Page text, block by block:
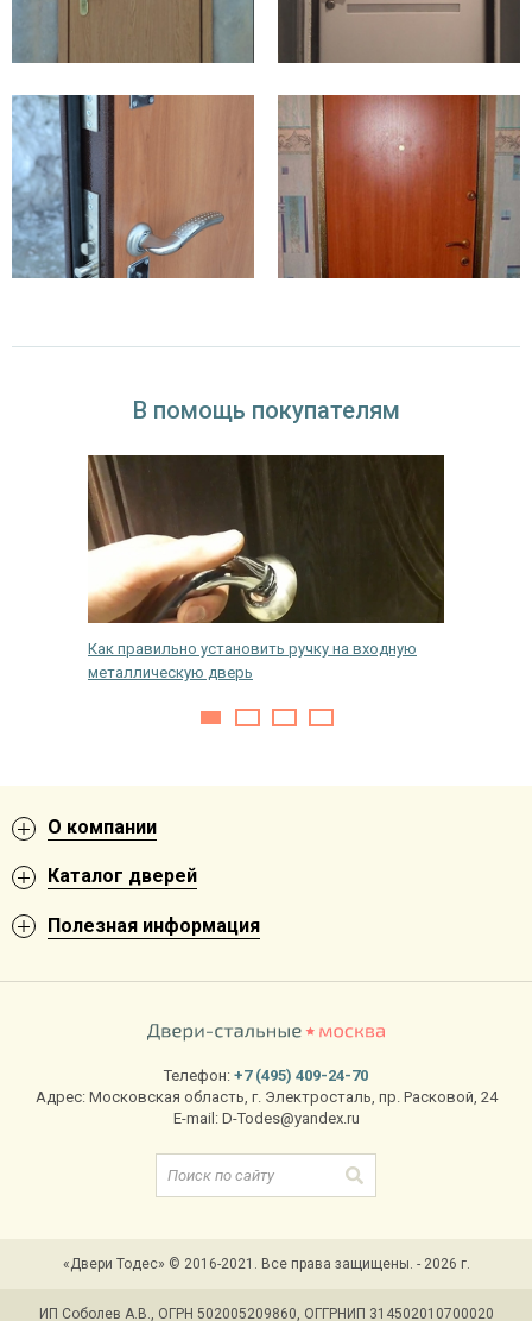
варьируются в пределах 8-9 тысяч рублей. Вы
можете изменить комплектацию изделия и цвет
В помощь покупателям
Как правильно установить ручку на входную
металлическую дверь
О компании
Каталог дверей
Полезная информация
Телефон: +7 (495) 409-24-70
Адрес: Московская область, г. Электросталь, пр. Расковой, 24
E-mail: D-Todes@yandex.ru
«Двери Тодес» © 2016-2021. Все права защищены. - 2026 г.
ИП Соболев А.В., ОГРН 502005209860, ОГГРНИП 314502010700020